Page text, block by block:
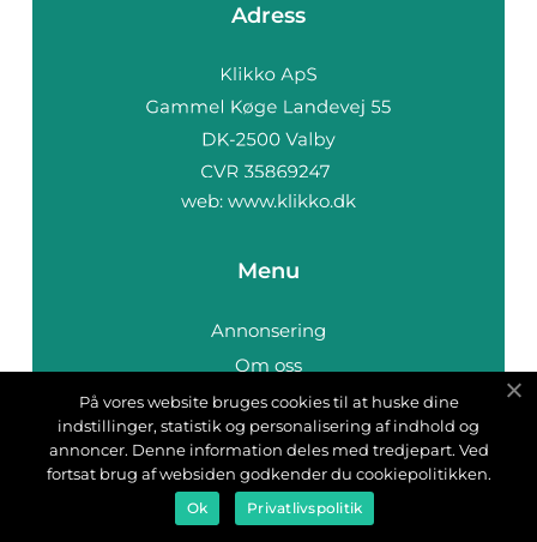
Adress
web: www.klikko.dk
Menu
Annonsering
Om oss
Cookies
Kontakta oss
Sitemap
På vores website bruges cookies til at huske dine
indstillinger, statistik og personalisering af indhold og
annoncer. Denne information deles med tredjepart. Ved
fortsat brug af websiden godkender du cookiepolitikken.
Ok Privatlivspolitik